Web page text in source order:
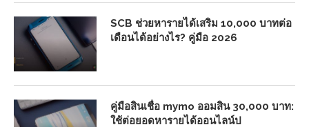
SCB ช่วยหารายได้เสริม 10,000 บาทต่อ
เดือนได้อย่างไร? คู่มือ 2026
คู่มือสินเชื่อ mymo ออมสิน 30,000 บาท:
ใช้ต่อยอดหารายได้ออนไลน์ป